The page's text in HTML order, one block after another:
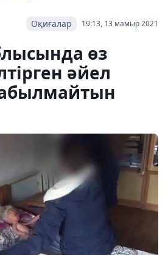
19:13, 13 мамыр 2021
Оқиғалар
өз
әйел